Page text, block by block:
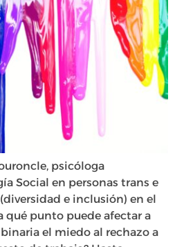
psicóloga
Social en personas trans e
e inclusión) en el
qué punto puede afectar a
el miedo al rechazo a